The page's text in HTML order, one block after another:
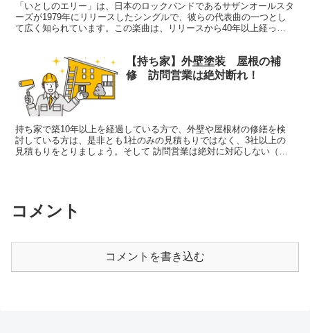
「いとしのエリー」は、日本のロックバンドであるサザンオールスタ
ーズが1979年にリリースしたシングルで、彼らの代表曲の一つとし
て広く知られています。この楽曲は、リリースから40年以上経った
ソードやその背景について詳しく解説します。【持ち家】外壁塗装 屋根の補
修 訪問営業は絶対断れ！
持ち家で築10年以上を経過している方で、外壁や屋根材の修繕を検
討している方は、是非とも1社のみの見積もりではなく、3社以上の
見積もりをとりましょう。そして 訪問営業は絶対に対応しない（対
内容（目標）を設定しできるかぎりそれに近づけるよう交渉する。
コメント
コメントを書き込む